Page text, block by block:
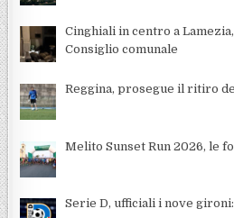
Cinghiali in centro a
Consiglio comunale
Reggina, prosegue il ritiro
Melito Sunset Run 2026, le
Serie D, ufficiali i nove